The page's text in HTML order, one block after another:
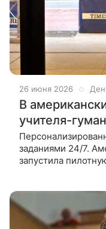
26 июня 2026
В
учителя-
заданиями 24/7.
запустила